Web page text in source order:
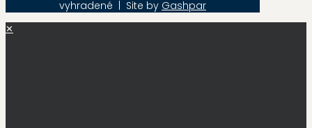
vyhradené | Site by Gashpar
✕